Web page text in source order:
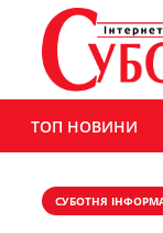
ТОП НОВИНИ
СУБОТНЯ